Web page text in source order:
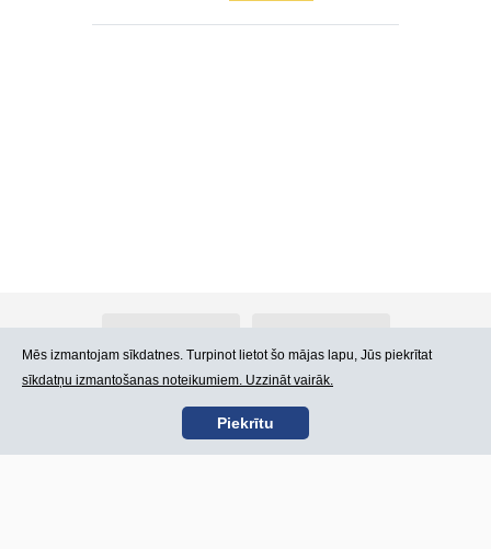
Kontakti Lietošanas noteikumi
Mēs izmantojam sīkdatnes. Turpinot lietot šo mājas lapu, Jūs piekrītat
sīkdatņu izmantošanas noteikumiem. Uzzināt vairāk.
Piekrītu